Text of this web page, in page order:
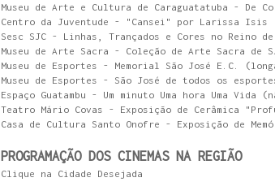
Museu de Arte e Cultura de Caraguatatuba - De
Centro da Juventude - "Cansei" por Larissa Isis
Sesc SJC - Linhas, Trançados e Cores no Reino
Museu de Arte Sacra - Coleção de Arte Sacra de
Museu de Esportes - Memorial São José E.C.
Museu de Esportes - São José de todos os
Espaço Guatambu - Um minuto Uma hora Uma Vida
Teatro Mário Covas - Exposição de Cerâmica
Casa de Cultura Santo Onofre - Exposição de
PROGRAMAÇÃO DOS CINEMAS NA REGIÃO
Clique na Cidade Desejada